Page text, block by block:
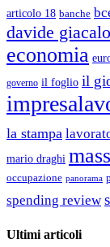
articolo 18 banche
davide
economia
governo il foglio il
la stampa
mario draghi
occupazione panorama
spending review
Ultimi articoli